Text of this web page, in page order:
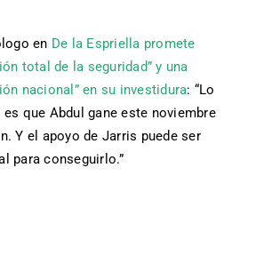
en De la Espriella promete
total de la seguridad” y una
nacional” en su investidura: “Lo
que Abdul gane este noviembre
Y el apoyo de Jarris puede ser
para conseguirlo.”